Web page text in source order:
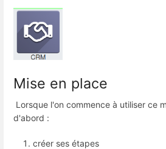
Mise en place
Lorsque l'on commence à utiliser ce
d'abord :
créer ses étapes